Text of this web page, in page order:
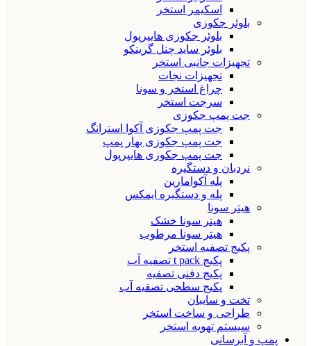
اسکیمر استخر
بلوئر جکوزی
بلوئر جکوزی هایپرپول
بلوئر ساید چنل گرینکو
تجهیزات جانبی استخر
تجهیزات نجات
چراغ استخر و سونا
سرجت استخر
جت پمپ جکوزی
جت پمپ جکوزی آکوا استرانگ
جت پمپ جکوزی بهار پمپ
جت پمپ جکوزی هایپرپول
نردبان و دستگیره
پله آکوامارین
پله و دستگیره ایمکس
هیتر سونا
هیتر سونا خشک
هیتر سونا مرطوب
پکیج تصفیه استخر
پکیج t pack تصفیه آب
پکیج دفنی تصفیه
پکیج سطحی تصفیه آب
تخت و سایبان
طراحی و ساخت استخر
سیستم تهویه استخر
پمپ و آبرسانی